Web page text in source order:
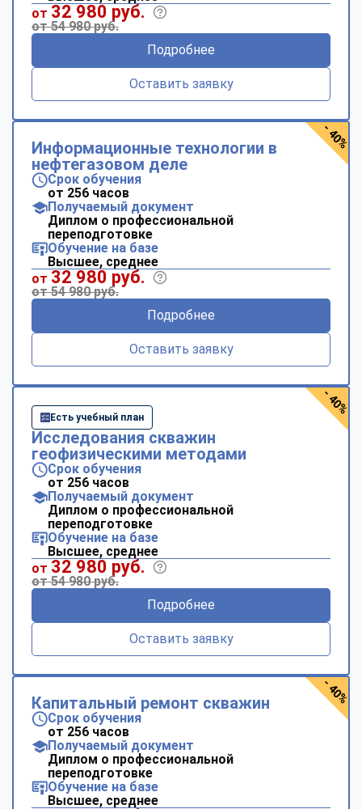
от 32 980 руб.
от 54 980 руб.
Подробнее
Оставить заявку
Информационные технологии в
нефтегазовом деле
Срок обучения
от 256 часов
Получаемый документ
Диплом о профессиональной
переподготовке
Обучение на базе
Высшее, среднее
от 32 980 руб.
от 54 980 руб.
Подробнее
Оставить заявку
- 40%
Есть учебный план
Исследования скважин
геофизическими методами
Срок обучения
от 256 часов
Получаемый документ
Диплом о профессиональной
переподготовке
Обучение на базе
Высшее, среднее
от 32 980 руб.
от 54 980 руб.
Подробнее
Оставить заявку
- 40%
Капитальный ремонт скважин
Срок обучения
от 256 часов
Получаемый документ
Диплом о профессиональной
переподготовке
Обучение на базе
Высшее, среднее
- 40%